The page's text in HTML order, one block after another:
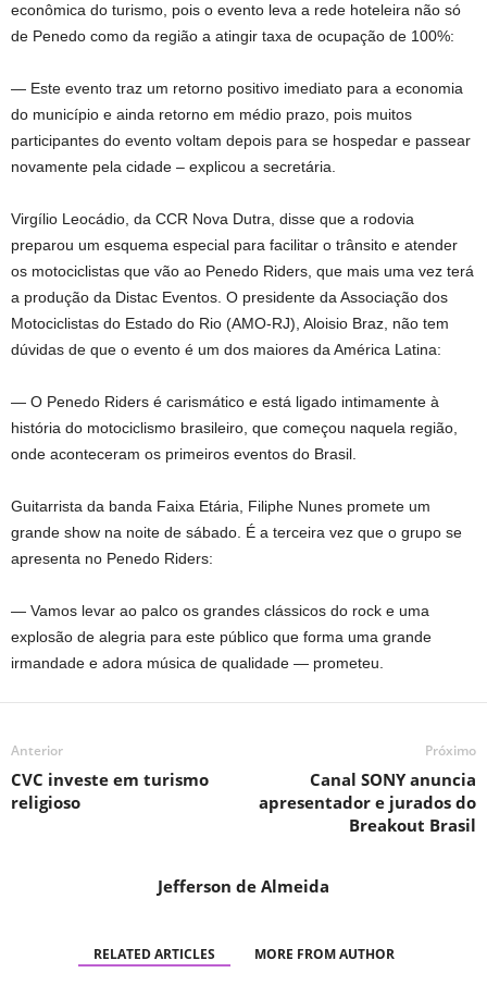
econômica do turismo, pois o evento leva a rede hoteleira não só
de Penedo como da região a atingir taxa de ocupação de 100%:
— Este evento traz um retorno positivo imediato para a economia
do município e ainda retorno em médio prazo, pois muitos
participantes do evento voltam depois para se hospedar e passear
novamente pela cidade – explicou a secretária.
Virgílio Leocádio, da CCR Nova Dutra, disse que a rodovia
preparou um esquema especial para facilitar o trânsito e atender
os motociclistas que vão ao Penedo Riders, que mais uma vez terá
a produção da Distac Eventos. O presidente da Associação dos
Motociclistas do Estado do Rio (AMO-RJ), Aloisio Braz, não tem
dúvidas de que o evento é um dos maiores da América Latina:
— O Penedo Riders é carismático e está ligado intimamente à
história do motociclismo brasileiro, que começou naquela região,
onde aconteceram os primeiros eventos do Brasil.
Guitarrista da banda Faixa Etária, Filiphe Nunes promete um
grande show na noite de sábado. É a terceira vez que o grupo se
apresenta no Penedo Riders:
— Vamos levar ao palco os grandes clássicos do rock e uma
explosão de alegria para este público que forma uma grande
irmandade e adora música de qualidade — prometeu.
Anterior
CVC investe em turismo
religioso
Próximo
Canal SONY anuncia
apresentador e jurados do
Breakout Brasil
Jefferson de Almeida
RELATED ARTICLES MORE FROM AUTHOR